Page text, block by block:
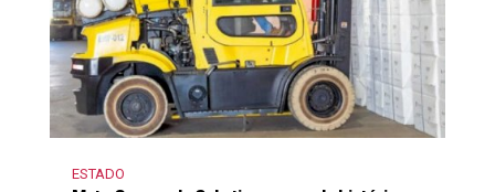
ESTADO